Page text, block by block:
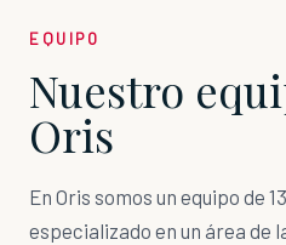
EQUIPO
Nuestro
Oris
En Oris somos un equipo de
especializado en un área de